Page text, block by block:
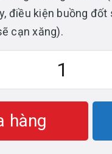
điều kiện buồng đốt
cạn xăng).
hàng